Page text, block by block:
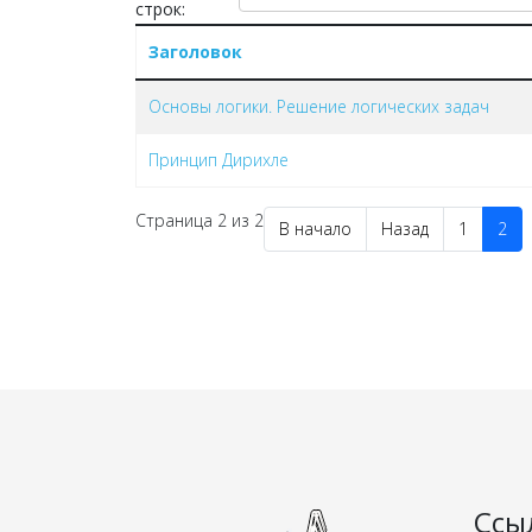
строк:
Заголовок
Основы логики. Решение логических задач
Принцип Дирихле
Страница 2 из 2 В начало Назад 1 2